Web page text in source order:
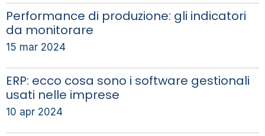
Performance di produzione: gli indicatori
da monitorare
15 mar 2024
ERP: ecco cosa sono i software gestionali
usati nelle imprese
10 apr 2024